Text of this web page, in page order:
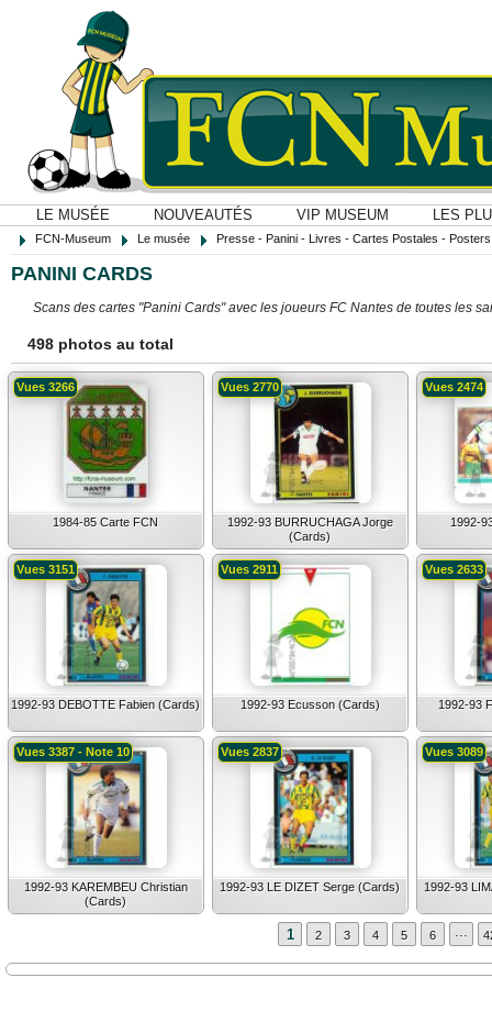
LE MUSÉE NOUVEAUTÉS VIP MUSEUM LES
FCN-Museum Le musée Presse - Panini - Livres - Cartes Postales -
PANINI CARDS
Scans des cartes "Panini Cards" avec les joueurs FC Nantes de toutes les
498 photos au total
1984-85 Carte FCN
Vues 3266
1992-93 BURRUCHAGA Jorge
(Cards)
Vues 2770
1992-
Vues 2474
1992-93 DEBOTTE Fabien (Cards)
Vues 3151
1992-93 Ecusson (Cards)
Vues 2911
1992-93
Vues 2633
1992-93 KAREMBEU Christian
(Cards)
Vues 3387 - Note 10
1992-93 LE DIZET Serge (Cards)
Vues 2837
1992-93
Vues 3089
1 2 3 4 5 6 ...